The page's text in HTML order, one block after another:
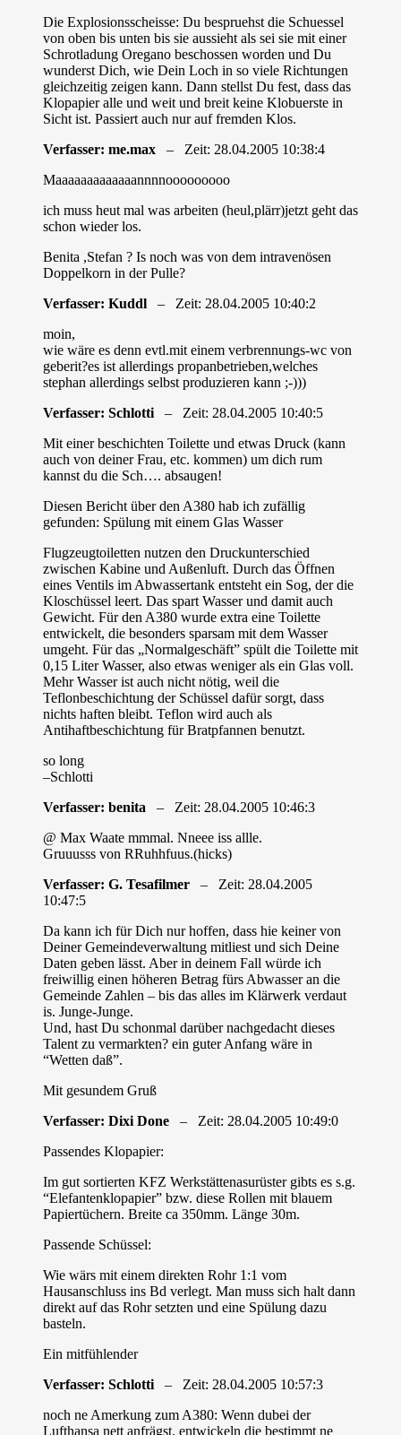
Die Explosionsscheisse: Du bespruehst die Schuessel
von oben bis unten bis sie aussieht als sei sie mit einer
Schrotladung Oregano beschossen worden und Du
wunderst Dich, wie Dein Loch in so viele Richtungen
gleichzeitig zeigen kann. Dann stellst Du fest, dass das
Klopapier alle und weit und breit keine Klobuerste in
Sicht ist. Passiert auch nur auf fremden Klos.
Verfasser: me.max – Zeit: 28.04.2005 10:38:4
Maaaaaaaaaaaaannnnooooooooo
ich muss heut mal was arbeiten (heul,plärr)jetzt geht das
schon wieder los.
Benita ,Stefan ? Is noch was von dem intravenösen
Doppelkorn in der Pulle?
Verfasser: Kuddl – Zeit: 28.04.2005 10:40:2
moin,
wie wäre es denn evtl.mit einem verbrennungs-wc von
geberit?es ist allerdings propanbetrieben,welches
stephan allerdings selbst produzieren kann ;-)))
Verfasser: Schlotti – Zeit: 28.04.2005 10:40:5
Mit einer beschichten Toilette und etwas Druck (kann
auch von deiner Frau, etc. kommen) um dich rum
kannst du die Sch…. absaugen!
Diesen Bericht über den A380 hab ich zufällig
gefunden: Spülung mit einem Glas Wasser
Flugzeugtoiletten nutzen den Druckunterschied
zwischen Kabine und Außenluft. Durch das Öffnen
eines Ventils im Abwassertank entsteht ein Sog, der die
Kloschüssel leert. Das spart Wasser und damit auch
Gewicht. Für den A380 wurde extra eine Toilette
entwickelt, die besonders sparsam mit dem Wasser
umgeht. Für das „Normalgeschäft” spült die Toilette mit
0,15 Liter Wasser, also etwas weniger als ein Glas voll.
Mehr Wasser ist auch nicht nötig, weil die
Teflonbeschichtung der Schüssel dafür sorgt, dass
nichts haften bleibt. Teflon wird auch als
Antihaftbeschichtung für Bratpfannen benutzt.
so long
–Schlotti
Verfasser: benita – Zeit: 28.04.2005 10:46:3
@ Max Waate mmmal. Nneee iss allle.
Gruuusss von RRuhhfuus.(hicks)
Verfasser: G. Tesafilmer – Zeit: 28.04.2005
10:47:5
Da kann ich für Dich nur hoffen, dass hie keiner von
Deiner Gemeindeverwaltung mitliest und sich Deine
Daten geben lässt. Aber in deinem Fall würde ich
freiwillig einen höheren Betrag fürs Abwasser an die
Gemeinde Zahlen – bis das alles im Klärwerk verdaut
is. Junge-Junge.
Und, hast Du schonmal darüber nachgedacht dieses
Talent zu vermarkten? ein guter Anfang wäre in
“Wetten daß”.
Mit gesundem Gruß
Verfasser: Dixi Done – Zeit: 28.04.2005 10:49:0
Passendes Klopapier:
Im gut sortierten KFZ Werkstättenasurüster gibts es s.g.
“Elefantenklopapier” bzw. diese Rollen mit blauem
Papiertüchern. Breite ca 350mm. Länge 30m.
Passende Schüssel:
Wie wärs mit einem direkten Rohr 1:1 vom
Hausanschluss ins Bd verlegt. Man muss sich halt dann
direkt auf das Rohr setzten und eine Spülung dazu
basteln.
Ein mitfühlender
Verfasser: Schlotti – Zeit: 28.04.2005 10:57:3
noch ne Amerkung zum A380: Wenn dubei der
Lufthansa nett anfrägst, entwickeln die bestimmt ne